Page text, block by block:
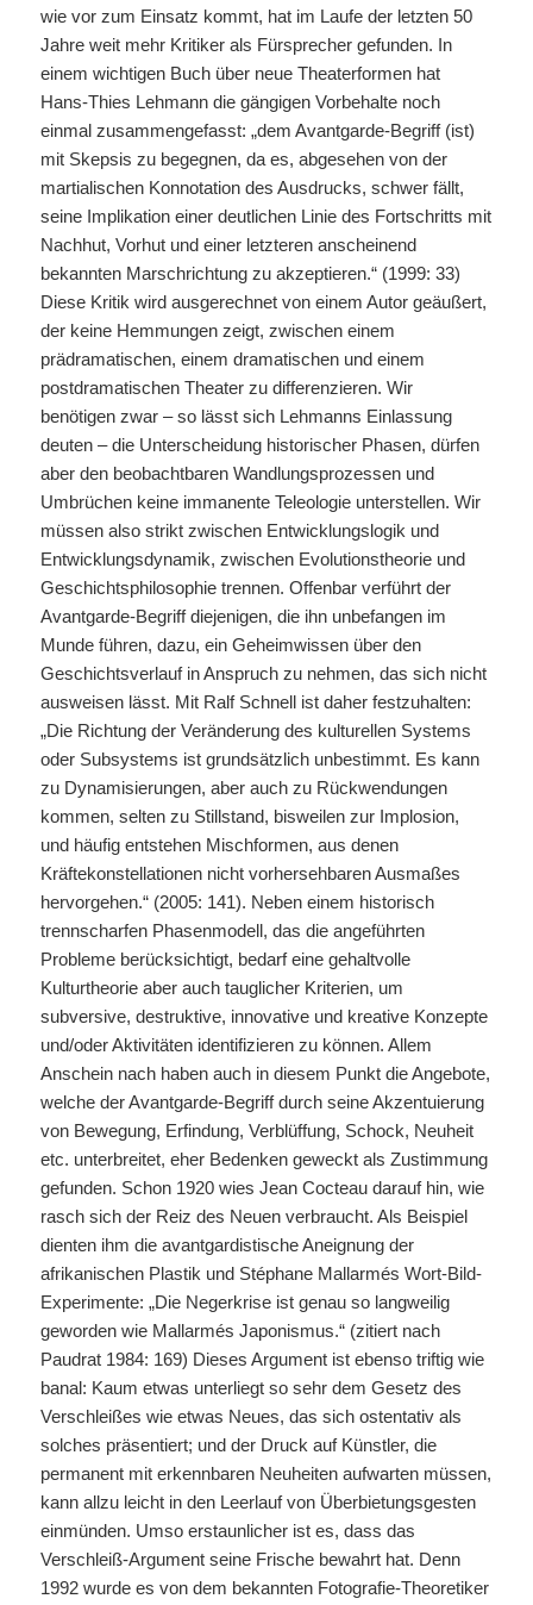
wie vor zum Einsatz kommt, hat im Laufe der letzten 50
Jahre weit mehr Kritiker als Fürsprecher gefunden. In
einem wichtigen Buch über neue Theaterformen hat
Hans-Thies Lehmann die gängigen Vorbehalte noch
einmal zusammengefasst: „dem Avantgarde-Begriff (ist)
mit Skepsis zu begegnen, da es, abgesehen von der
martialischen Konnotation des Ausdrucks, schwer fällt,
seine Implikation einer deutlichen Linie des Fortschritts mit
Nachhut, Vorhut und einer letzteren anscheinend
bekannten Marschrichtung zu akzeptieren.“ (1999: 33)
Diese Kritik wird ausgerechnet von einem Autor geäußert,
der keine Hemmungen zeigt, zwischen einem
prädramatischen, einem dramatischen und einem
postdramatischen Theater zu differenzieren. Wir
benötigen zwar – so lässt sich Lehmanns Einlassung
deuten – die Unterscheidung historischer Phasen, dürfen
aber den beobachtbaren Wandlungsprozessen und
Umbrüchen keine immanente Teleologie unterstellen. Wir
müssen also strikt zwischen Entwicklungslogik und
Entwicklungsdynamik, zwischen Evolutionstheorie und
Geschichtsphilosophie trennen. Offenbar verführt der
Avantgarde-Begriff diejenigen, die ihn unbefangen im
Munde führen, dazu, ein Geheimwissen über den
Geschichtsverlauf in Anspruch zu nehmen, das sich nicht
ausweisen lässt. Mit Ralf Schnell ist daher festzuhalten:
„Die Richtung der Veränderung des kulturellen Systems
oder Subsystems ist grundsätzlich unbestimmt. Es kann
zu Dynamisierungen, aber auch zu Rückwendungen
kommen, selten zu Stillstand, bisweilen zur Implosion,
und häufig entstehen Mischformen, aus denen
Kräftekonstellationen nicht vorhersehbaren Ausmaßes
hervorgehen.“ (2005: 141). Neben einem historisch
trennscharfen Phasenmodell, das die angeführten
Probleme berücksichtigt, bedarf eine gehaltvolle
Kulturtheorie aber auch tauglicher Kriterien, um
subversive, destruktive, innovative und kreative Konzepte
und/oder Aktivitäten identifizieren zu können. Allem
Anschein nach haben auch in diesem Punkt die Angebote,
welche der Avantgarde-Begriff durch seine Akzentuierung
von Bewegung, Erfindung, Verblüffung, Schock, Neuheit
etc. unterbreitet, eher Bedenken geweckt als Zustimmung
gefunden. Schon 1920 wies Jean Cocteau darauf hin, wie
rasch sich der Reiz des Neuen verbraucht. Als Beispiel
dienten ihm die avantgardistische Aneignung der
afrikanischen Plastik und Stéphane Mallarmés Wort-Bild-
Experimente: „Die Negerkrise ist genau so langweilig
geworden wie Mallarmés Japonismus.“ (zitiert nach
Paudrat 1984: 169) Dieses Argument ist ebenso triftig wie
banal: Kaum etwas unterliegt so sehr dem Gesetz des
Verschleißes wie etwas Neues, das sich ostentativ als
solches präsentiert; und der Druck auf Künstler, die
permanent mit erkennbaren Neuheiten aufwarten müssen,
kann allzu leicht in den Leerlauf von Überbietungsgesten
einmünden. Umso erstaunlicher ist es, dass das
Verschleiß-Argument seine Frische bewahrt hat. Denn
1992 wurde es von dem bekannten Fotografie-Theoretiker